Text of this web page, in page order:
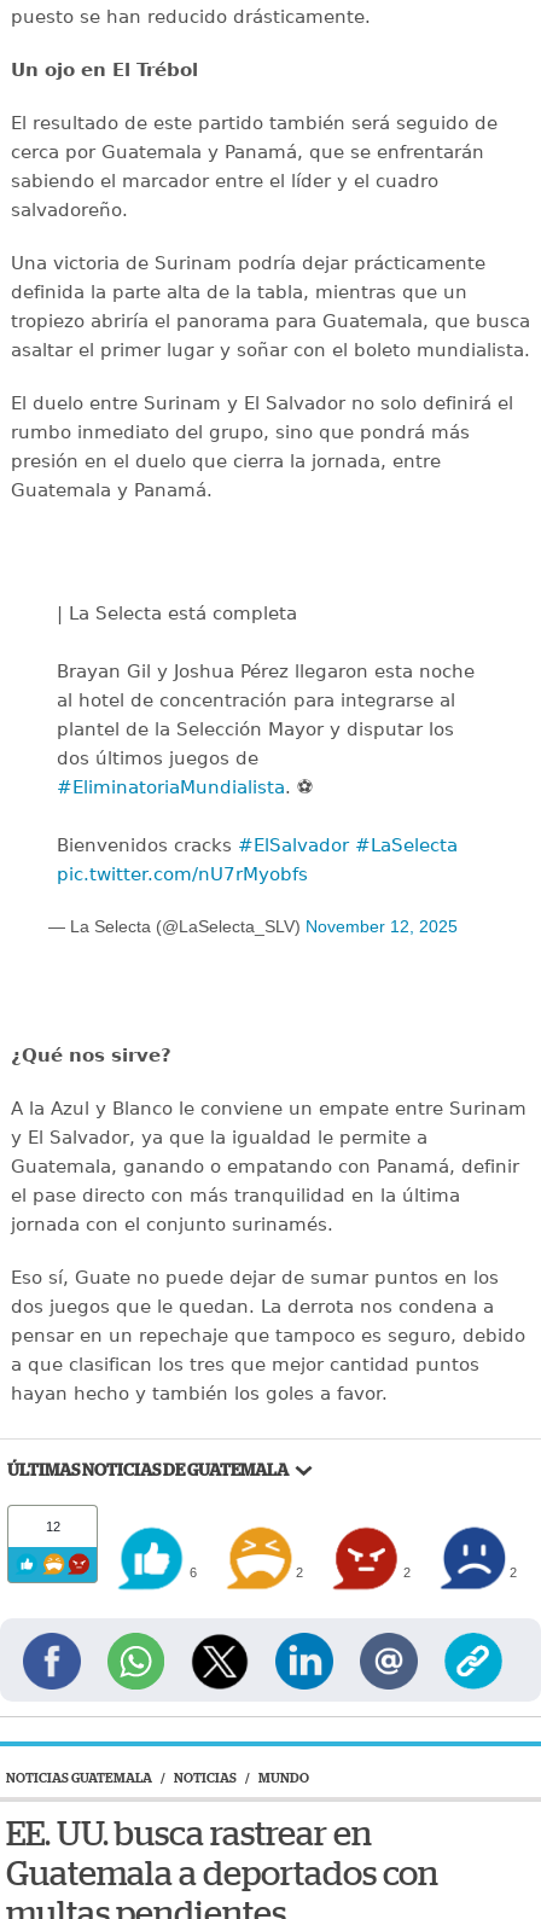
puesto se han reducido drásticamente.
Un ojo en El Trébol
El resultado de este partido también será seguido de
cerca por Guatemala y Panamá, que se enfrentarán
sabiendo el marcador entre el líder y el cuadro
salvadoreño.
Una victoria de Surinam podría dejar prácticamente
definida la parte alta de la tabla, mientras que un
tropiezo abriría el panorama para Guatemala, que busca
asaltar el primer lugar y soñar con el boleto mundialista.
El duelo entre Surinam y El Salvador no solo definirá el
rumbo inmediato del grupo, sino que pondrá más
presión en el duelo que cierra la jornada, entre
Guatemala y Panamá.
| La Selecta está completa
Brayan Gil y Joshua Pérez llegaron esta noche
al hotel de concentración para integrarse al
plantel de la Selección Mayor y disputar los
dos últimos juegos de
#EliminatoriaMundialista. ⚽
Bienvenidos cracks ‍ #ElSalvador #LaSelecta
pic.twitter.com/nU7rMyobfs
— La Selecta (@LaSelecta_SLV) November 12, 2025
¿Qué nos sirve?
A la Azul y Blanco le conviene un empate entre Surinam
y El Salvador, ya que la igualdad le permite a
Guatemala, ganando o empatando con Panamá, definir
el pase directo con más tranquilidad en la última
jornada con el conjunto surinamés.
Eso sí, Guate no puede dejar de sumar puntos en los
dos juegos que le quedan. La derrota nos condena a
pensar en un repechaje que tampoco es seguro, debido
a que clasifican los tres que mejor cantidad puntos
hayan hecho y también los goles a favor.
ÚLTIMAS NOTICIAS DE GUATEMALA
12
6 2 2 2
NOTICIAS GUATEMALA / NOTICIAS / MUNDO
EE. UU. busca rastrear en
Guatemala a deportados con